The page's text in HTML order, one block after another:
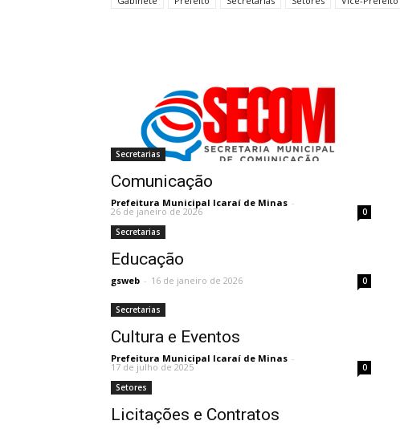
Secretarias
Comunicação
Prefeitura Municipal Icaraí de Minas -
26 de janeiro de 2026 0
Secretarias
Educação
gsweb - 16 de janeiro de 2026 0
Secretarias
Cultura e Eventos
Prefeitura Municipal Icaraí de Minas -
17 de julho de 2025 0
Setores
Licitações e Contratos